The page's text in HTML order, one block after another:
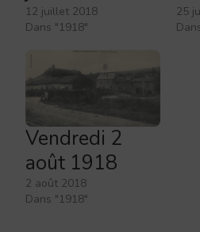
12 juillet 2018
Dans "1918"
25
Vendredi 2
août 1918
2 août 2018
Dans "1918"